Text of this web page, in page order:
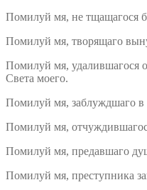
Помилуй мя, не тщащагося
Помилуй мя, творящаго
Помилуй мя, удалившагося
Света моего.
Помилуй мя, заблуждшаго в
Помилуй мя,
Помилуй мя, предавшаго
Помилуй мя, преступника